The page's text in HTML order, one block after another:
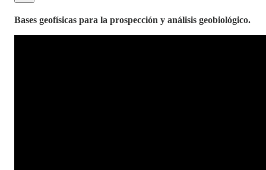
Bases geofísicas para la prospección y análisis geobiológico.